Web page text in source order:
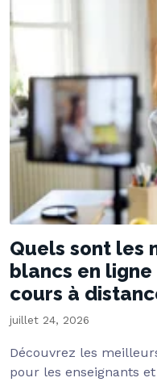
Quels sont les
blancs en
cours à
juillet 24, 2026
Découvrez les
pour les enseignants